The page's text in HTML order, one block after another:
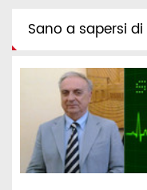
Sano a sapersi di